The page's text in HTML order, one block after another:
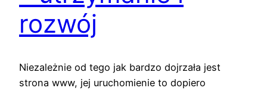
rozwój
Niezależnie od tego jak bardzo dojrzała jest
strona www, jej uruchomienie to dopiero